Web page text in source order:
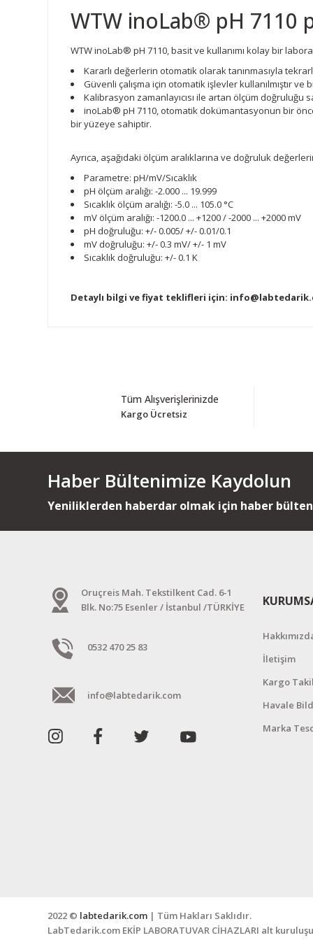
WTW inoLab® pH 7110
WTW inoLab® pH 7110, basit ve kullanımı kolay bir
Kararlı değerlerin otomatik olarak tanınmasıyla
Güvenli çalışma için otomatik işlevler kullanılmıştır ve
Kalibrasyon zamanlayıcısı ile artan ölçüm doğruluğu
inoLab® pH 7110, otomatik dokümantasyonun bir
bir yüzeye sahiptir.
Ayrıca, aşağıdaki ölçüm aralıklarına ve doğruluk
Parametre: pH/mV/Sıcaklık
pH ölçüm aralığı: -2.000 ... 19.999
Sıcaklık ölçüm aralığı: -5.0 ... 105.0 °C
mV ölçüm aralığı: -1200.0 ... +1200 / -2000 ... +2000 mV
pH doğruluğu: +/- 0.005/ +/- 0.01/0.1
mV doğruluğu: +/- 0.3 mV/ +/- 1 mV
Sıcaklık doğruluğu: +/- 0.1 K
Detaylı bilgi ve fiyat teklifleri için:
Tüm Alışverişlerinizde
Kargo Ücretsiz
Haber Bültenimize Kaydolun
Yeniliklerden haberdar olmak için haber
Oruçreis Mah. Tekstilkent Cad. 6-1
Blk. No:75 Esenler / İstanbul /TÜRKİYE
0532 470 25 83
info@labtedarik.com
İletişim
Kargo
Havale
Marka
2022 © labtedarik.com | Tüm Hakları Saklıdır.
LabTedarik.com EKİP LABORATUVAR CİHAZLARI alt